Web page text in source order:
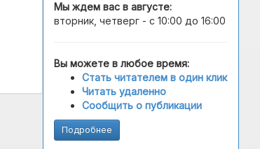
Мы ждем вас в августе:
вторник, четверг - с 10:00 до 16:00
Вы можете в любое время:
Стать читателем в один клик
Читать удаленно
Сообщить о публикации
Подробнее